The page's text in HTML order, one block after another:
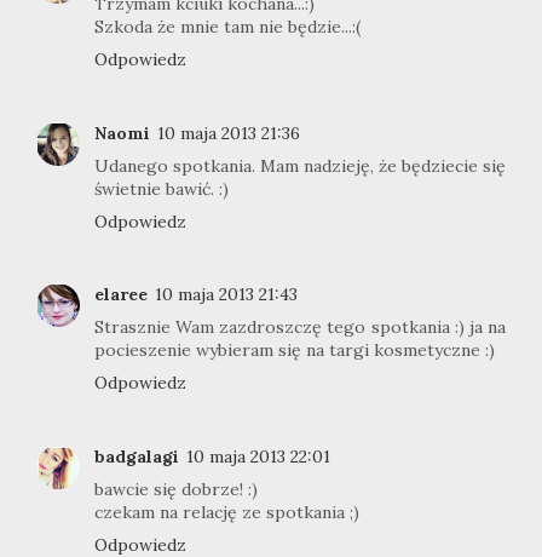
Szkoda że mnie tam nie będzie...:(
Odpowiedz
Naomi 10 maja 2013 21:36
Udanego spotkania. Mam nadzieję, że będziecie się
świetnie bawić. :)
Odpowiedz
elaree 10 maja 2013 21:43
Strasznie Wam zazdroszczę tego spotkania :) ja na
pocieszenie wybieram się na targi kosmetyczne :)
Odpowiedz
badgalagi 10 maja 2013 22:01
bawcie się dobrze! :)
czekam na relację ze spotkania ;)
Odpowiedz